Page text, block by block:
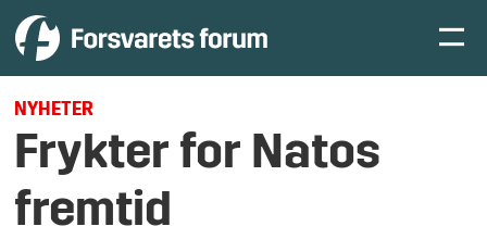
NYHETER
Frykter for Natos
fremtid